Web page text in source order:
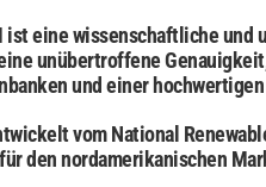
ist eine wissenschaftliche
unübertroffene
und einer
vom National
den nordamerikanischen